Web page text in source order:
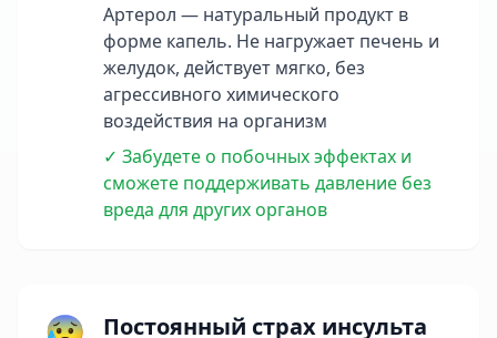
Артерол — натуральный продукт в
форме капель. Не нагружает печень и
желудок, действует мягко, без
агрессивного химического
воздействия на организм
✓ Забудете о побочных эффектах и
сможете поддерживать давление без
вреда для других органов
Постоянный страх инсульта